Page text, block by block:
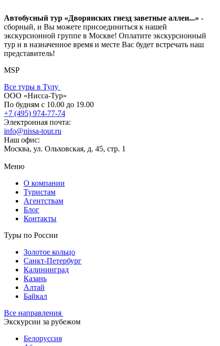
Автобусный тур «Дворянских гнезд заветные аллеи...» -
сборный, и Вы можете присоединиться к нашей
экскурсионной группе в Москве! Оплатите экскурсионный
тур и в назначенное время и месте Вас будет встречать наш
представитель!
MSP
Все туры в Тулу
ООО «Нисса-Тур»
По будням с 10.00 до 19.00
+7 (495) 974-77-74
Электронная почта:
info@nissa-tour.ru
Наш офис:
Москва, ул. Ольховская, д. 45, стр. 1
Меню
О компании
Туристам
Агентствам
Блог
Контакты
Туры по России
Золотое кольцо
Санкт-Петербург
Калининград
Казань
Алтай
Байкал
Все направления
Экскурсии за рубежом
Белоруссия